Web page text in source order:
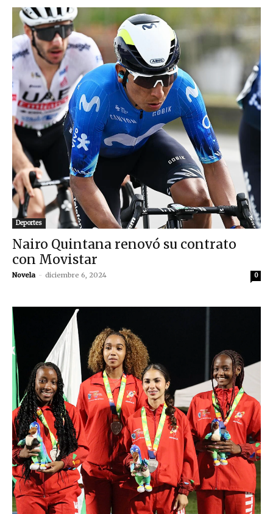
Deportes
Nairo Quintana renovó su contrato
con Movistar
Novela - diciembre 6, 2024 0